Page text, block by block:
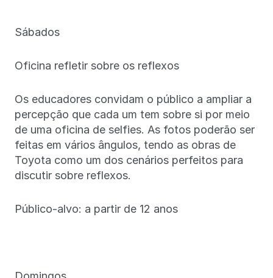
Sábados
Oficina refletir sobre os reflexos
Os educadores convidam o público a ampliar a
percepção que cada um tem sobre si por meio
de uma oficina de selfies. As fotos poderão ser
feitas em vários ângulos, tendo as obras de
Toyota como um dos cenários perfeitos para
discutir sobre reflexos.
Público-alvo: a partir de 12 anos